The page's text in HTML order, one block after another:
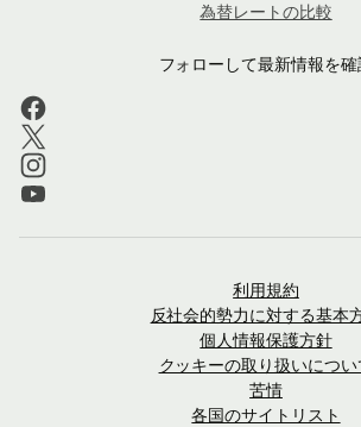
為替レートの比較
フォローして最新情報を確
利用規約
反社会的勢力に対する基本
個人情報保護方針
クッキーの取り扱いについ
苦情
各国のサイトリスト